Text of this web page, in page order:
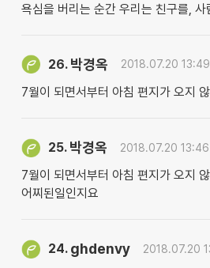
욕심을 버리는 순간 우리는 친구를,
26. 박경옥 2018.07.20 13:49
7월이 되면서부터 아침 편지가 오지
25. 박경옥 2018.07.20 13:46
7월이 되면서부터 아침 편지가 오지
어찌된일인지요
24. ghdenvy 2018.07.20